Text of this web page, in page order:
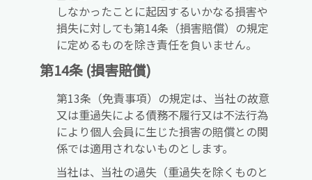
しなかったことに起因するいかなる損害や
損失に対しても第14条（損害賠償）の規定
に定めるものを除き責任を負いません。
第14条 (損害賠償)
第13条（免責事項）の規定は、当社の故意
又は重過失による債務不履行又は不法行為
により個人会員に生じた損害の賠償との関
係では適用されないものとします。
当社は、当社の過失（重過失を除くものと